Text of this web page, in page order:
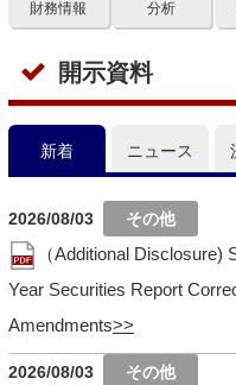
財務情報 分析
開示資料
新着 ニュース
2026/08/03
（Additional Disclosure)
Year Securities Report
Amendments
2026/08/03